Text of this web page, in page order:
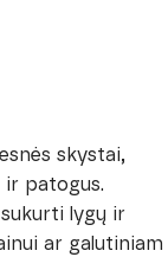
skystai,
ir patogus.
lygų ir
ar galutiniam